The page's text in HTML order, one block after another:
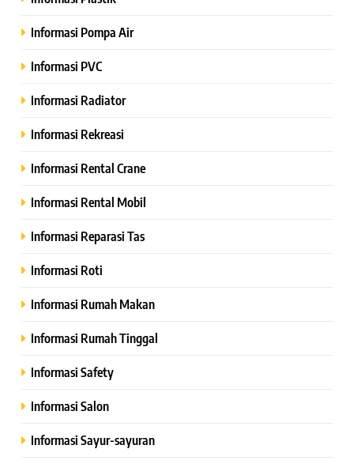
Informasi Pompa Air
Informasi PVC
Informasi Radiator
Informasi Rekreasi
Informasi Rental Crane
Informasi Rental Mobil
Informasi Reparasi Tas
Informasi Roti
Informasi Rumah Makan
Informasi Rumah Tinggal
Informasi Safety
Informasi Salon
Informasi Sayur-sayuran